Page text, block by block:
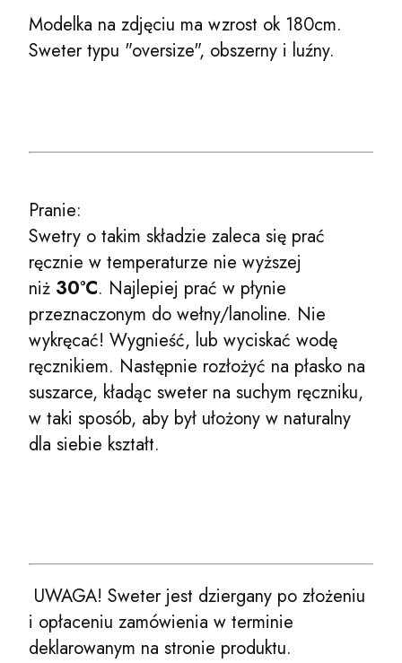
Modelka na zdjęciu ma wzrost ok 180cm.
Sweter typu "oversize", obszerny i luźny.
Pranie:
Swetry o takim składzie zaleca się prać
ręcznie w temperaturze nie wyższej
niż 30°C. Najlepiej prać w płynie
przeznaczonym do wełny/lanoline. Nie
wykręcać! Wygnieść, lub wyciskać wodę
ręcznikiem. Następnie rozłożyć na płasko na
suszarce, kładąc sweter na suchym ręczniku,
w taki sposób, aby był ułożony w naturalny
dla siebie kształt.
UWAGA! Sweter jest dziergany po złożeniu
i opłaceniu zamówienia w terminie
deklarowanym na stronie produktu.